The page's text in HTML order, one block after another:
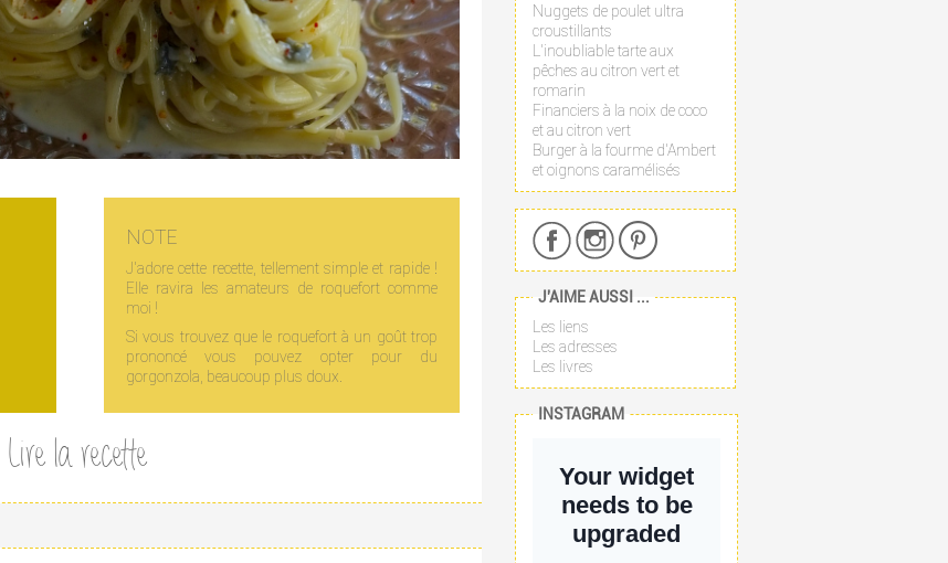
NOTE
J'adore cette recette, tellement simple et rapide !
Elle ravira les amateurs de roquefort comme
moi !
Si vous trouvez que le roquefort à un goût trop
prononcé vous pouvez opter pour du
gorgonzola, beaucoup plus doux.
Lire la recette
Nuggets de poulet ultra
croustillants
L'inoubliable tarte aux
pêches au citron vert et
romarin
Financiers à la noix de coco
et au citron vert
Burger à la fourme d'Ambert
et oignons caramélisés
J'AIME AUSSI ...
Les liens
Les adresses
Les livres
INSTAGRAM